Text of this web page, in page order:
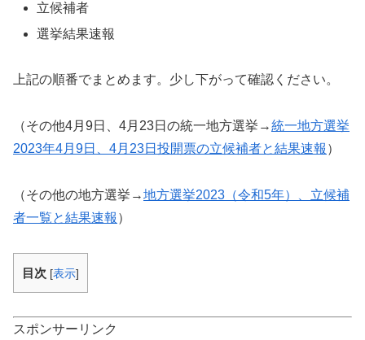
立候補者
選挙結果速報
上記の順番でまとめます。少し下がって確認ください。
（その他4月9日、4月23日の統一地方選挙→統一地方選挙
2023年4月9日、4月23日投開票の立候補者と結果速報 ）
（その他の地方選挙→地方選挙2023（令和5年）、立候補
者一覧と結果速報 ）
目次 [表示]
スポンサーリンク